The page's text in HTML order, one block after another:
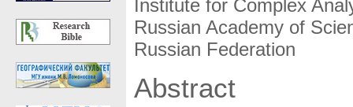
Institute for Complex
Russian Academy of
Russian Federation
Abstract